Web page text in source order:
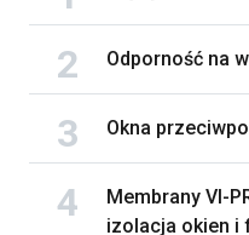
Odporność na
Okna
Membrany VI-
izolacja okien i